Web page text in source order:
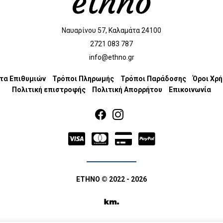
Ναυαρίνου 57, Καλαμάτα 24100
2721 083 787
info@ethno.gr
Επιθυμιών Τρόποι Πληρωμής Τρόποι Παράδοσης
Όροι
Πολιτική επιστροφής
Πολιτική Απορρήτου Επικοινωνία
ETHNO © 2022 - 2026